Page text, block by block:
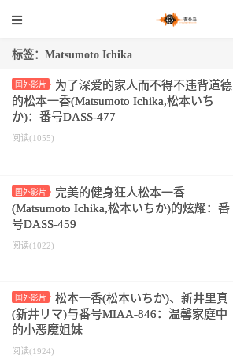
标签：Matsumoto Ichika
国外影片
为了深爱的家人而不得不违背道德
的松本一香(Matsumoto Ichika,松本いち
か)：番号DASS-477
阅读(1055)
国外影片
完美的健身狂人松本一香
(Matsumoto Ichika,松本いちか)的炫耀：番
号DASS-459
阅读(1022)
国外影片
松本一香(松本いちか)、新井里真
(新井リマ)与番号MIAA-846：温馨家庭中
的小恶魔姐妹
阅读(1924)